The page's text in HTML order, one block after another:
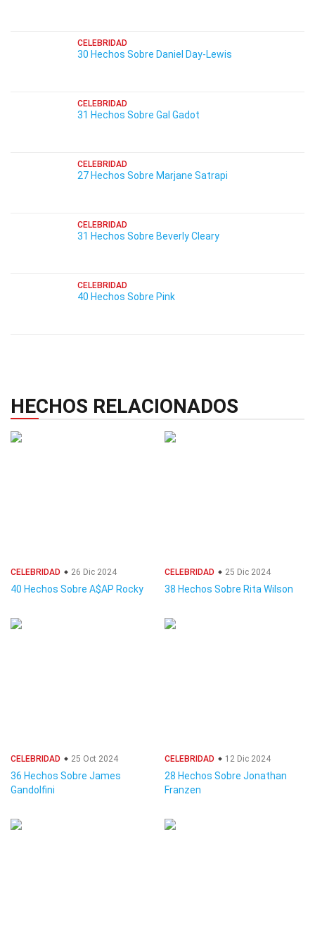
CELEBRIDAD
30 Hechos Sobre Daniel Day-Lewis
CELEBRIDAD
31 Hechos Sobre Gal Gadot
CELEBRIDAD
27 Hechos Sobre Marjane Satrapi
CELEBRIDAD
31 Hechos Sobre Beverly Cleary
CELEBRIDAD
40 Hechos Sobre Pink
HECHOS RELACIONADOS
CELEBRIDAD 26 Dic 2024
40 Hechos Sobre A$AP Rocky
CELEBRIDAD 25 Dic 2024
38 Hechos Sobre Rita Wilson
CELEBRIDAD 25 Oct 2024
36 Hechos Sobre James
Gandolfini
CELEBRIDAD 12 Dic 2024
28 Hechos Sobre Jonathan
Franzen